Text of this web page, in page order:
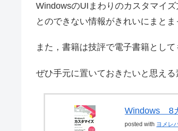
WindowsのUIまわりのカスタマイ
とのできない情報がきれいにまと
また，書籍は技評で電子書籍とし
ぜひ手元に置いておきたいと思える
Windows 8
posted with ヨメレ